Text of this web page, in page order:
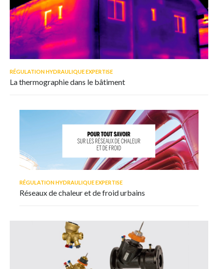
RÉGULATION HYDRAULIQUE EXPERTISE
La thermographie dans le bâtiment
RÉGULATION HYDRAULIQUE EXPERTISE
Réseaux de chaleur et de froid urbains